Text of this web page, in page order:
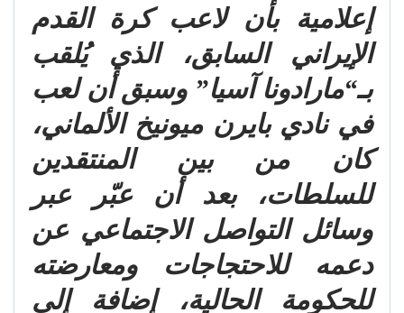
إعلامية بأن لاعب كرة القدم
الإيراني السابق، الذي يُلقب
بـ“مارادونا آسيا” وسبق أن لعب
في نادي بايرن ميونيخ الألماني،
كان من بين المنتقدين
للسلطات، بعد أن عبّر عبر
وسائل التواصل الاجتماعي عن
دعمه للاحتجاجات ومعارضته
للحكومة الحالية، إضافة إلى